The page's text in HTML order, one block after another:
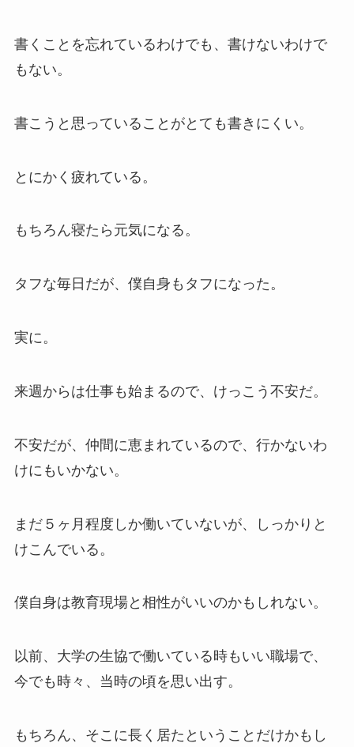
書くことを忘れているわけでも、書けないわけで
もない。
書こうと思っていることがとても書きにくい。
とにかく疲れている。
もちろん寝たら元気になる。
タフな毎日だが、僕自身もタフになった。
実に。
来週からは仕事も始まるので、けっこう不安だ。
不安だが、仲間に恵まれているので、行かないわ
けにもいかない。
まだ５ヶ月程度しか働いていないが、しっかりと
けこんでいる。
僕自身は教育現場と相性がいいのかもしれない。
以前、大学の生協で働いている時もいい職場で、
今でも時々、当時の頃を思い出す。
もちろん、そこに長く居たということだけかもし